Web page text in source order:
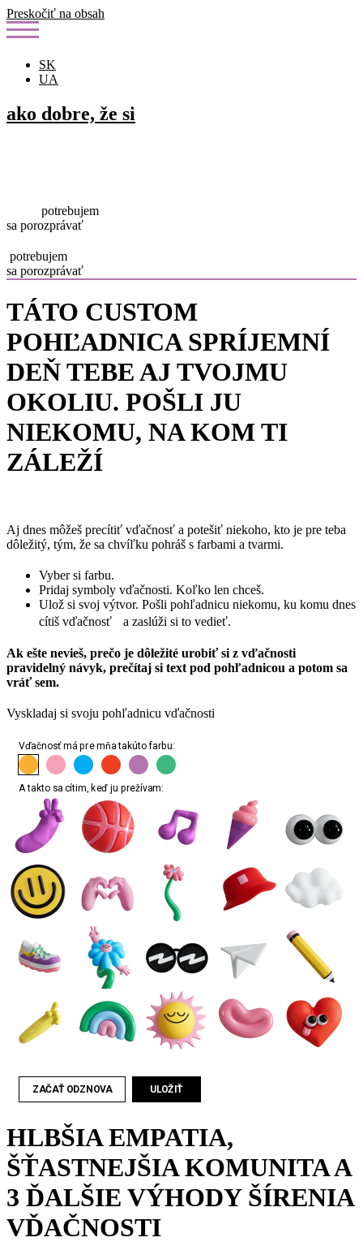
Preskočiť na obsah
SK
UA
ako dobre, že si
potrebujem
sa porozprávať
potrebujem
sa porozprávať
TÁTO CUSTOM
POHĽADNICA SPRÍJEMNÍ
DEŇ TEBE AJ TVOJMU
OKOLIU. POŠLI JU
NIEKOMU, NA KOM TI
ZÁLEŽÍ
Aj dnes môžeš precítiť vďačnosť a potešiť niekoho, kto je pre teba
dôležitý, tým, že sa chvíľku pohráš s farbami a tvarmi.
Vyber si farbu.
Pridaj symboly vďačnosti. Koľko len chceš.
Ulož si svoj výtvor. Pošli pohľadnicu niekomu, ku komu dnes
cítiš vďačnosť a zaslúži si to vedieť.
Ak ešte nevieš, prečo je dôležité urobiť si z vďačnosti
pravidelný návyk, prečítaj si text pod pohľadnicou a potom sa
vráť sem.
Vyskladaj si svoju pohľadnicu vďačnosti
HLBŠIA EMPATIA,
ŠŤASTNEJŠIA KOMUNITA A
3 ĎALŠIE VÝHODY ŠÍRENIA
VĎAČNOSTI